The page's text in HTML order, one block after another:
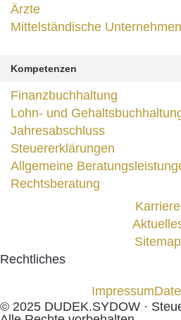
Ärzte
Mittelständische Unternehmen
Kompetenzen
Finanzbuchhaltung
Lohn- und
Jahresabschluss
Steuererklärungen
Allgemeine
Rechtsberatung
Karriere
Sitemap
Rechtliches
Impressum
© 2025 DUDEK.SYDOW ·